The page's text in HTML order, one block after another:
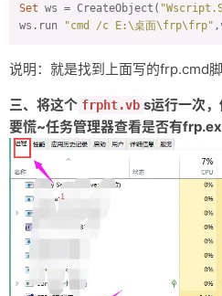
Set ws = CreateObject(
ws.run
"cmd /c E:\桌面\frp\frp"
说明：就是找到上面写的frp.cmd
三、将这个 frpht.vb s运行一次
要慌~任务管理器查看是否有